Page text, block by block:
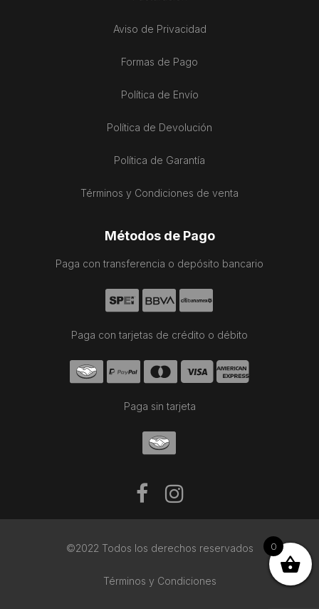
Aviso de Privacidad
Formas de Pago
Política de Envío
Política de Devolución
Política de Garantía
Términos y Condiciones de venta
Métodos de Pago
Paga con transferencia o depósito bancario
Paga con tarjetas de crédito o débito
Paga sin tarjeta
©2022 Todos los derechos reservados
Términos y Condiciones
0